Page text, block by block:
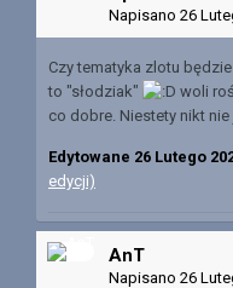
Napisano 26
Czy tematyka zlotu
to "słodziak"
woli
co dobre. Niestety nikt
Edytowane 26 Lutego
edycji)
AnT
Napisano 26